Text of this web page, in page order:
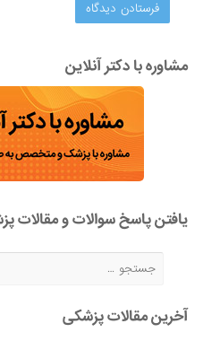
مشاوره با دکتر آنلاین
یافتن پاسخ سوالات و مقالات
آخرین مقالات پزشکی